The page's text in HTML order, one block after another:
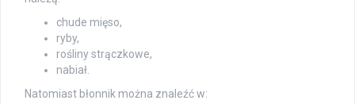
chude mięso,
ryby,
rośliny strączkowe,
nabiał.
Natomiast błonnik można znaleźć w: